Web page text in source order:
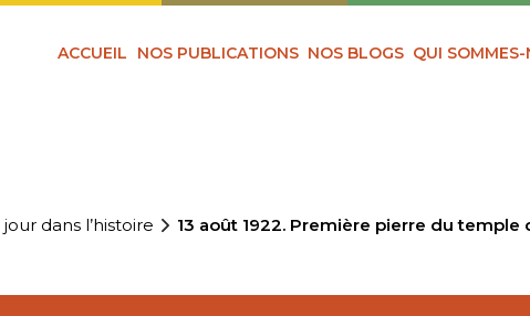
ACCUEIL NOS PUBLICATIONS NOS BLOGS QUI SOMMES-
dans l’histoire 13 août 1922. Première pierre du temple